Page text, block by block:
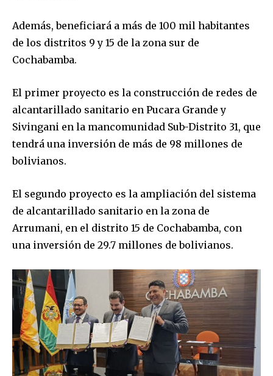
Además, beneficiará a más de 100 mil habitantes
de los distritos 9 y 15 de la zona sur de
Cochabamba.
El primer proyecto es la construcción de redes de
alcantarillado sanitario en Pucara Grande y
Sivingani en la mancomunidad Sub-Distrito 31, que
tendrá una inversión de más de 98 millones de
bolivianos.
El segundo proyecto es la ampliación del sistema
de alcantarillado sanitario en la zona de
Arrumani, en el distrito 15 de Cochabamba, con
una inversión de 29.7 millones de bolivianos.